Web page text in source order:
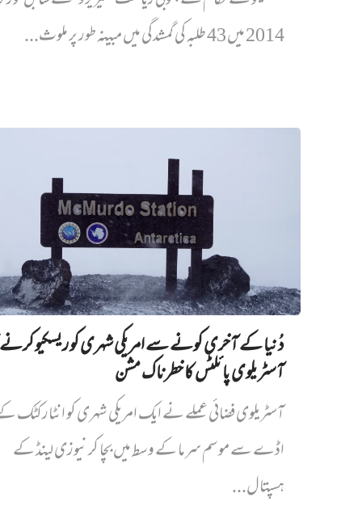
2014 میں 43 طلبہ کی گمشدگی میں مبینہ طور پر ملوث...
دُنیا کے آخری کونے سے امریکی شہری کو ریسکیو
آسٹریلوی پائلٹس کا خطرناک مشن
آسٹریلوی فضائی عملے نے ایک امریکی شہری کو انٹارکٹک
اڈے سے موسم سرما کے وسط میں بچا کر نیوزی لینڈ کے
ہسپتال...